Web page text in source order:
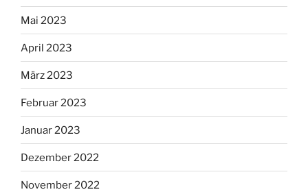
Mai 2023
April 2023
März 2023
Februar 2023
Januar 2023
Dezember 2022
November 2022